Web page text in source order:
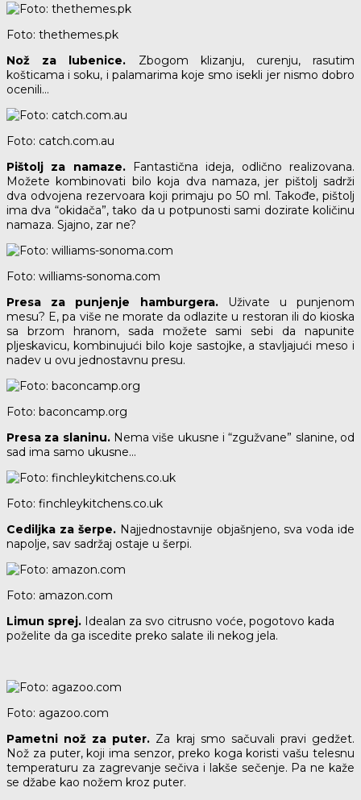
Foto: thethemes.pk
Nož za lubenice. Zbogom klizanju, curenju, rasutim
košticama i soku, i palamarima koje smo isekli jer nismo dobro
ocenili…
Foto: catch.com.au
Pištolj za namaze.
Fantastična ideja, odlično realizovana.
Možete kombinovati bilo koja dva namaza, jer pištolj sadrži
dva odvojena rezervoara koji primaju po 50 ml. Takođe, pištolj
ima dva “okidača”, tako da u potpunosti sami dozirate količinu
namaza. Sjajno, zar ne?
Foto: williams-sonoma.com
Presa za punjenje hamburgera.
Uživate u punjenom
mesu? E, pa više ne morate da odlazite u restoran ili do kioska
sa brzom hranom, sada možete sami sebi da napunite
pljeskavicu, kombinujući bilo koje sastojke, a stavljajući meso i
nadev u ovu jednostavnu presu.
Foto: baconcamp.org
Presa za slaninu. Nema više ukusne i “zgužvane” slanine, od
sad ima samo ukusne…
Foto: finchleykitchens.co.uk
Cediljka za šerpe. Najjednostavnije objašnjeno, sva voda ide
napolje, sav sadržaj ostaje u šerpi.
Foto: amazon.com
Limun sprej. Idealan za svo citrusno voće, pogotovo kada
poželite da ga iscedite preko salate ili nekog jela.
Foto: agazoo.com
Pametni nož za puter. Za kraj smo sačuvali pravi gedžet.
Nož za puter, koji ima senzor, preko koga koristi vašu telesnu
temperaturu za zagrevanje sečiva i lakše sečenje. Pa ne kaže
se džabe kao nožem kroz puter.